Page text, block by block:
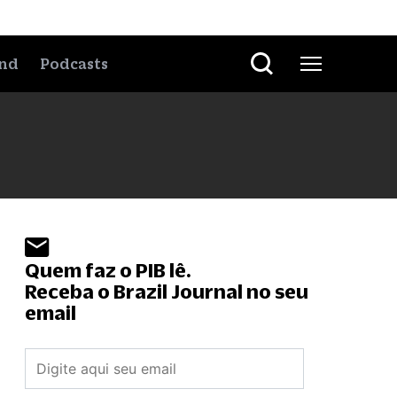
Podcasts
Quem faz o PIB lê.
Receba o Brazil Journal no seu
email